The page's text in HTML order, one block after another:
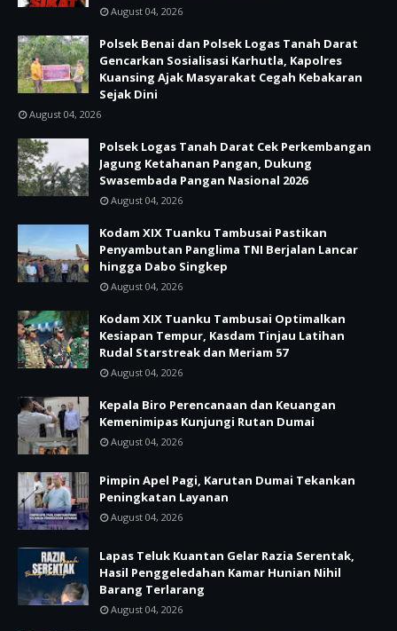
August 04, 2026
Polsek Benai dan Polsek Logas Tanah Darat
Gencarkan Sosialisasi Karhutla, Kapolres
Kuansing Ajak Masyarakat Cegah Kebakaran
Sejak Dini
August 04, 2026
Polsek Logas Tanah Darat Cek Perkembangan
Jagung Ketahanan Pangan, Dukung
Swasembada Pangan Nasional 2026
August 04, 2026
Kodam XIX Tuanku Tambusai Pastikan
Penyambutan Panglima TNI Berjalan Lancar
hingga Dabo Singkep
August 04, 2026
Kodam XIX Tuanku Tambusai Optimalkan
Kesiapan Tempur, Kasdam Tinjau Latihan
Rudal Starstreak dan Meriam 57
August 04, 2026
Kepala Biro Perencanaan dan Keuangan
Kemenimipas Kunjungi Rutan Dumai
August 04, 2026
Pimpin Apel Pagi, Karutan Dumai Tekankan
Peningkatan Layanan
August 04, 2026
Lapas Teluk Kuantan Gelar Razia Serentak,
Hasil Penggeledahan Kamar Hunian Nihil
Barang Terlarang
August 04, 2026